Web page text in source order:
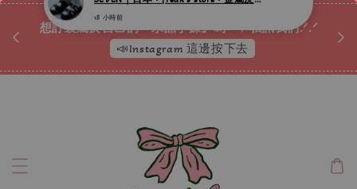
想訂製屬於自己的『水晶手鍊』嗎ꕀ♡ 私訊我們.ᐟ.ᐟ
📣Instagram 這邊按下去